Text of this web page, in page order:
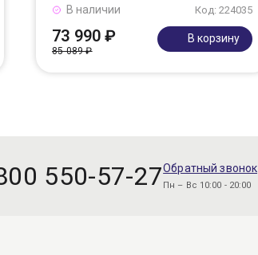
Код: 224035
В наличии
73 990 ₽
85 089 ₽
В корзину
550-57-27Обратный звонок
Пн – Вс 10:00 - 20:00